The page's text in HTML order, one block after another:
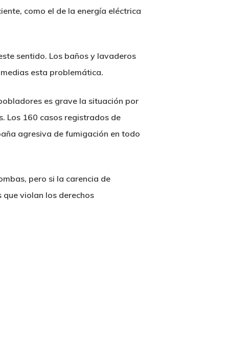
como el de la energía eléctrica
sentido. Los baños y lavaderos
esta problemática.
es grave la situación por
Los 160 casos registrados de
agresiva de fumigación en todo
pero si la carencia de
violan los derechos